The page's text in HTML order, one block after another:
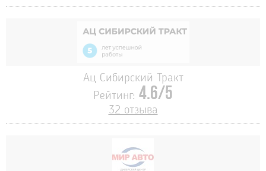
Ац Сибирский Тракт
Рейтинг: 4.6/5
32 отзыва